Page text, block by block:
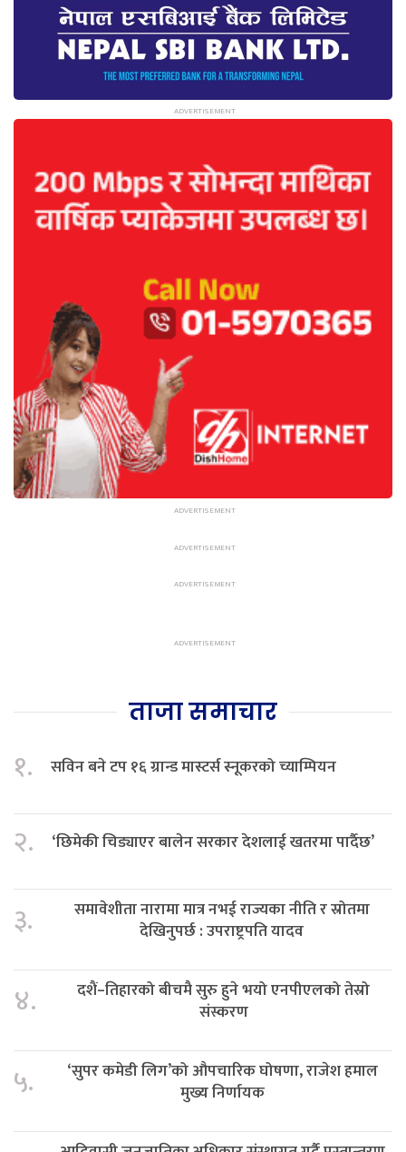
ताजा समाचार
१. सविन बने टप १६ ग्रान्ड मास्टर्स स्नूकरको च्याम्पियन
२. ‘छिमेकी चिड्याएर बालेन सरकार देशलाई खतरमा पार्दैछ’
३.
समावेशीता नारामा मात्र नभई राज्यका नीति र स्रोतमा
देखिनुपर्छ : उपराष्ट्रपति यादव
४.
दशैं–तिहारको बीचमै सुरु हुने भयो एनपीएलको तेस्रो
संस्करण
५.
‘सुपर कमेडी लिग’को औपचारिक घोषणा, राजेश हमाल
मुख्य निर्णायक